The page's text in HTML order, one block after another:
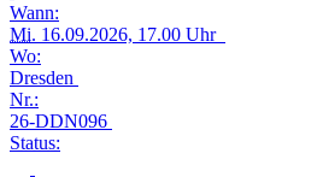
Wann:
Mi. 16.09.2026, 17.00 Uhr
Wo:
Dresden
Nr.:
26-DDN096
Status: